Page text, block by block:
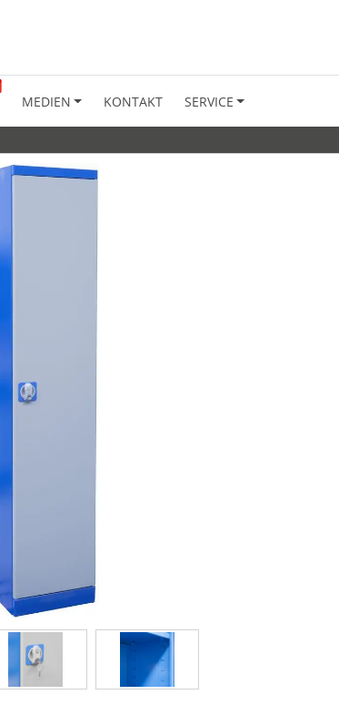
MEDIEN KONTAKT SERVICE